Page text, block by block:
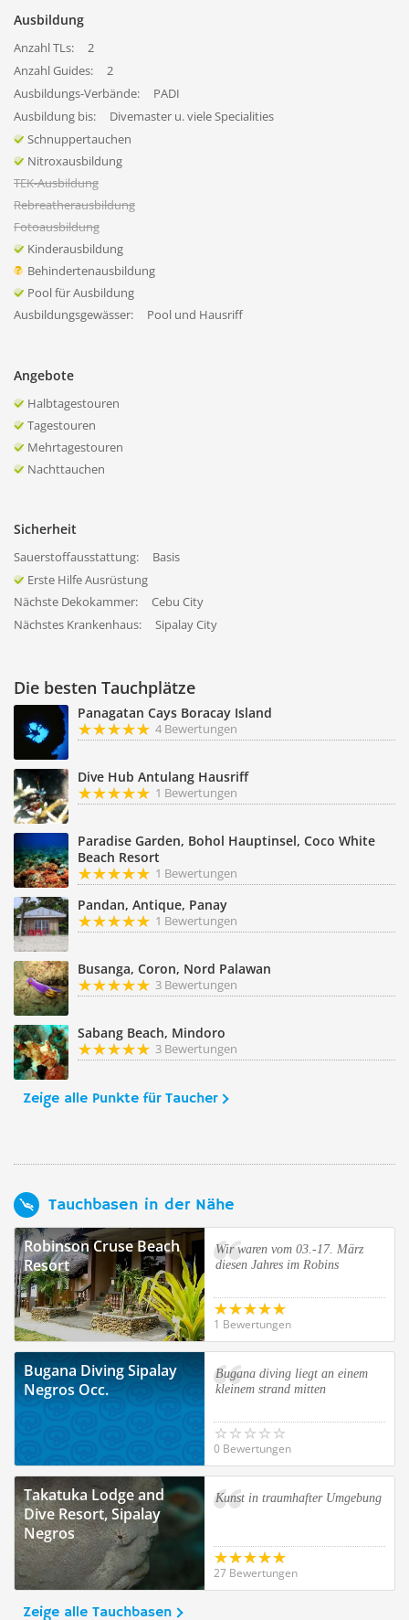
Ausbildung
Anzahl TLs:
2
Anzahl Guides:
2
Ausbildungs-Verbände:
PADI
Ausbildung bis:
Divemaster u. viele Specialities
Schnuppertauchen
Nitroxausbildung
TEK-Ausbildung
Rebreatherausbildung
Fotoausbildung
Kinderausbildung
Behindertenausbildung
Pool für Ausbildung
Ausbildungsgewässer:
Pool und Hausriff
Angebote
Halbtagestouren
Tagestouren
Mehrtagestouren
Nachttauchen
Sicherheit
Sauerstoffausstattung:
Basis
Erste Hilfe Ausrüstung
Nächste Dekokammer:
Cebu City
Nächstes Krankenhaus:
Sipalay City
Die besten Tauchplätze
Panagatan Cays Boracay Island
4 Bewertungen
Dive Hub Antulang Hausriff
1 Bewertungen
Paradise Garden, Bohol Hauptinsel, Coco White
Beach Resort
1 Bewertungen
Pandan, Antique, Panay
1 Bewertungen
Busanga, Coron, Nord Palawan
3 Bewertungen
Sabang Beach, Mindoro
3 Bewertungen
Zeige alle Punkte für Taucher
Tauchbasen in der Nähe
Robinson Cruse Beach
Resort
Wir waren vom 03.-17. März
diesen Jahres im Robins
1 Bewertungen
Bugana Diving Sipalay
Negros Occ.
Bugana diving liegt an einem
kleinem strand mitten
0 Bewertungen
Takatuka Lodge and
Dive Resort, Sipalay
Negros
Kunst in traumhafter Umgebung
27 Bewertungen
Zeige alle Tauchbasen